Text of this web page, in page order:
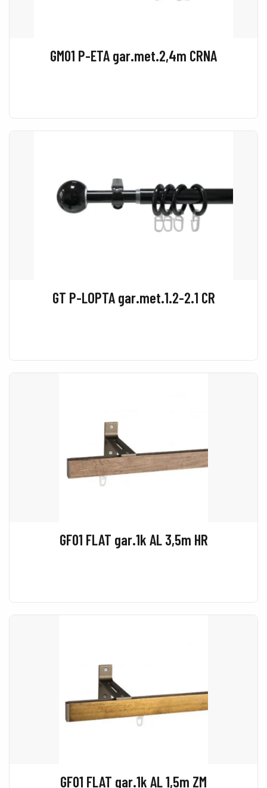
GM01 P-ETA gar.met.2,4m CRNA
GT P-LOPTA gar.met.1.2-2.1 CR
GF01 FLAT gar.1k AL 3,5m HR
GF01 FLAT gar.1k AL 1,5m ZM